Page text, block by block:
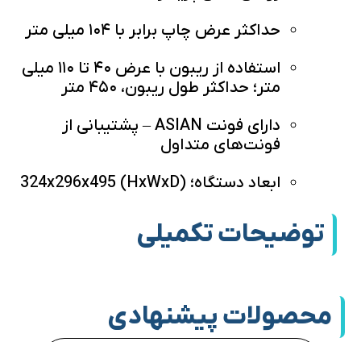
حداکثر عرض چاپ برابر با ۱۰۴ میلی متر
استفاده از ریبون با عرض ۴۰ تا ۱۱۰ میلی
متر؛ حداکثر طول ریبون، ۴۵۰ متر
دارای فونت ASIAN – پشتیبانی از
فونت‌های متداول
ابعاد دستگاه؛ 324x296x495 (HxWxD)
توضیحات تکمیلی
محصولات پیشنهادی